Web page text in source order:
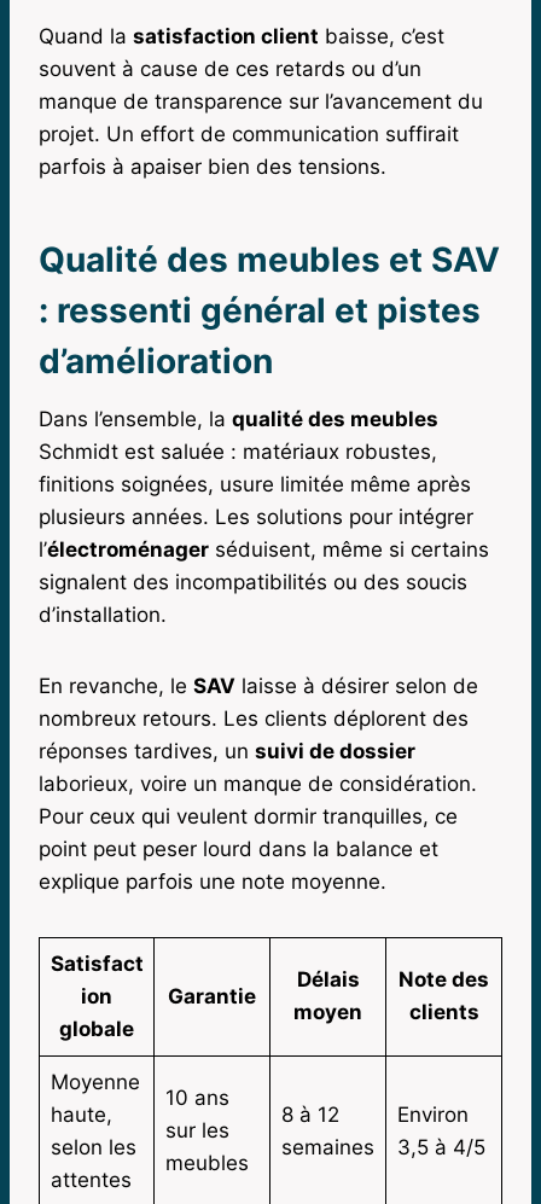
Quand la satisfaction client baisse, c’est
souvent à cause de ces retards ou d’un
manque de transparence sur l’avancement du
projet. Un effort de communication suffirait
parfois à apaiser bien des tensions.
Qualité des meubles et SAV
: ressenti général et pistes
d’amélioration
Dans l’ensemble, la qualité des meubles
Schmidt est saluée : matériaux robustes,
finitions soignées, usure limitée même après
plusieurs années. Les solutions pour intégrer
l’électroménager séduisent, même si certains
signalent des incompatibilités ou des soucis
d’installation.
En revanche, le SAV laisse à désirer selon de
nombreux retours. Les clients déplorent des
réponses tardives, un suivi de dossier
laborieux, voire un manque de considération.
Pour ceux qui veulent dormir tranquilles, ce
point peut peser lourd dans la balance et
explique parfois une note moyenne.
Satisfact
ion
globale
Garantie
Délais
moyen
Note des
clients
Moyenne
haute,
selon les
attentes
10 ans
sur les
meubles
8 à 12
semaines
Environ
3,5 à 4/5